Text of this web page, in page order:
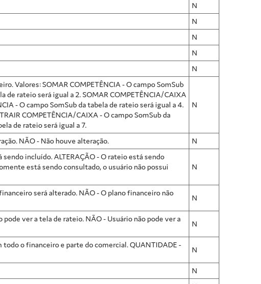
N
N
N
N
N
Valores: SOMAR COMPETÊNCIA - O campo SomSub
de rateio será igual a 2. SOMAR COMPETÊNCIA/CAIXA
- O campo SomSub da tabela de rateio será igual a 4.
COMPETÊNCIA/CAIXA - O campo SomSub da
de rateio será igual a 7.
N
NÃO - Não houve alteração. N
incluído. ALTERAÇÃO - O rateio está sendo
está sendo consultado, o usuário não possui
N
será alterado. NÃO - O plano financeiro não
N
ver a tela de rateio. NÃO - Usuário não pode ver a
N
o financeiro e parte do comercial. QUANTIDADE -
N
N